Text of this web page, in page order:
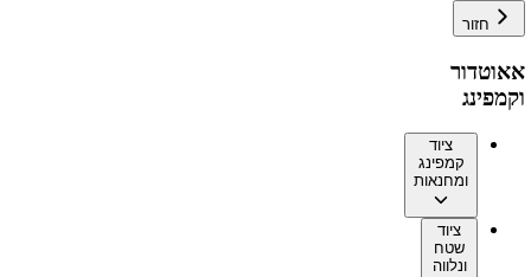
חזור
אאוטדור
וקמפינג
ציוד
קמפינג
ומחנאות
ציוד
שטח
ונלווה